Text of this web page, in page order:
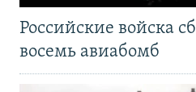
Российские войска
восемь авиабомб